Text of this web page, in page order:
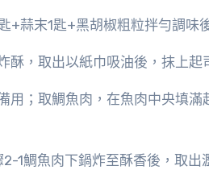
+蒜末1匙+黑胡椒粗粒拌勻調味
酥，取出以紙巾吸油後，抹上起
用；取鯛魚肉，在魚肉中央填
1鯛魚肉下鍋炸至酥香後，取出